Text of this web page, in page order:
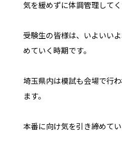
気を緩めずに体調管理してく
受験生の皆様は、いよいい
めていく時期です。
埼玉県内は模試も会場で行
ます。
本番に向け気を引き締めてい